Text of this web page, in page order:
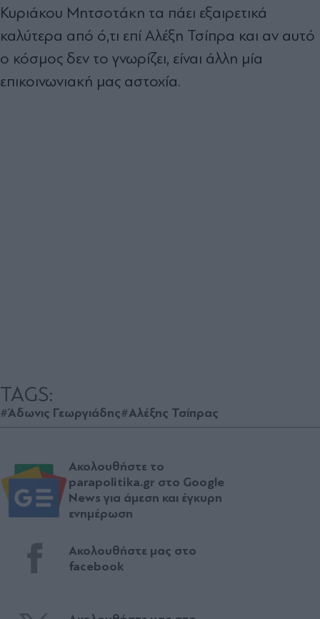
Κυριάκου Μητσοτάκη τα πάει εξαιρετικά
καλύτερα από ό,τι επί Αλέξη Τσίπρα και αν αυτό
ο κόσμος δεν το γνωρίζει, είναι άλλη μία
επικοινωνιακή μας αστοχία.
TAGS:
#Άδωνις Γεωργιάδης#Αλέξης Τσίπρας
Ακολουθήστε το
parapolitika.gr στο Google
News για άμεση και έγκυρη
ενημέρωση
Ακολουθήστε μας στο
facebook